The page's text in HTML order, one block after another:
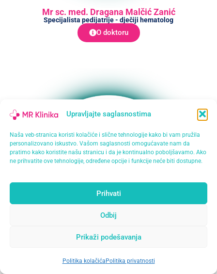
Upravljajte saglasnostima
Naša veb-stranica koristi kolačiće i slične tehnologije kako bi vam pružila
personalizovano iskustvo. Vašom saglasnosti omogućavate nam da
pratimo kako koristite našu stranicu i da je kontinualno poboljšavamo. Ako
ne prihvatite ove tehnologije, određene opcije i funkcije neće biti dostupne.
Prihvati
Odbij
Prikaži podešavanja
Politika kolačića Politika privatnosti
Mr sc. med. Dragana Malčić Zanić
Specijalista pedijatrije - dječiji hematolog
O doktoru